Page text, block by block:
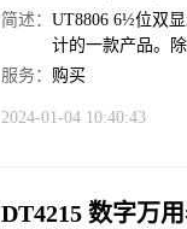
简述： UT8806 6½位双
计的一款产品。
服务： 购买
2024-01-04 10:40:43
DT4215 数字万